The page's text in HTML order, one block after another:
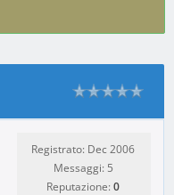
Registrato: Dec 2006
Messaggi: 5
Reputazione: 0